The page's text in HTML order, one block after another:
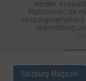
werden,
Plattformen, die
Übermittlung
Salzburg Magazin